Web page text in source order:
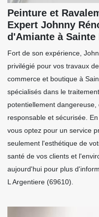
Peinture et
Expert Johnny
d'Amiante à Sainte
Fort de son expérience,
privilégié pour vos travaux
commerce et boutique à
spécialisés dans le
potentiellement
responsable et sécurisée.
vous optez pour un service
seulement l'esthétique de
santé de vos clients et
aujourd'hui pour plus
L Argentiere (69610).